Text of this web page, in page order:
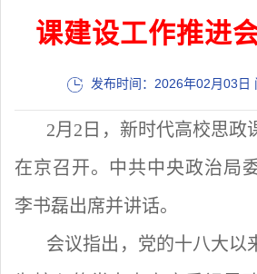
课建设工作推进
发布时间：2026年02月03日
2月2日，新时代高校思政
在京召开。中共中央政治局
李书磊出席并讲话。
会议指出，党的十八大以